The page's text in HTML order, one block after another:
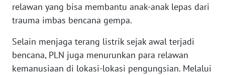
relawan yang bisa membantu anak-anak lepas dari
trauma imbas bencana gempa.
Selain menjaga terang listrik sejak awal terjadi
bencana, PLN juga menurunkan para relawan
kemanusiaan di lokasi-lokasi pengungsian. Melalui
WN
WN